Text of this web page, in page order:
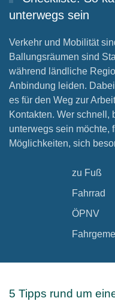
unterwegs sein
Verkehr und Mobilität
Ballungsräumen sind
während ländliche
Anbindung leiden.
es für den Weg zur
Kontakten. Wer schnell,
unterwegs sein möchte,
Möglichkeiten, sich
zu Fuß
Fahrrad
ÖPNV
5 Tipps rund um